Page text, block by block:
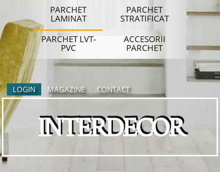
PARCHET
LAMINAT
PARCHET
STRATIFICAT
PARCHET LVT-
PVC
ACCESORII
PARCHET
LOGIN MAGAZINE CONTACT
INTERDECOR